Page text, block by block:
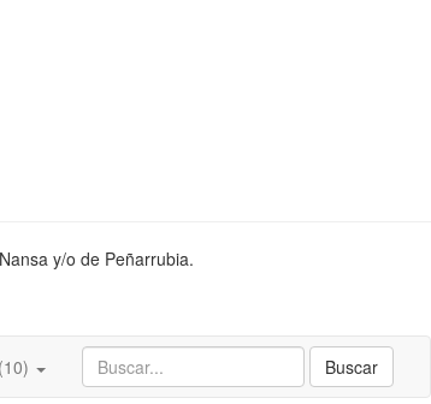
y/o de Peñarrubia.
Buscar